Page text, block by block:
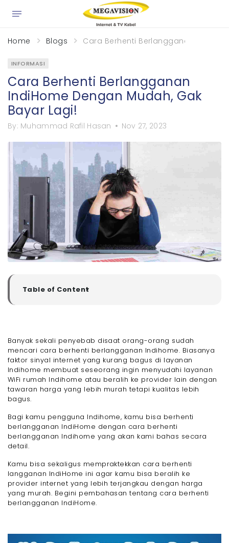
Home Blogs Cara Berhenti Berlangganan
INFORMASI
Cara Berhenti Berlangganan
IndiHome Dengan Mudah, Gak
Bayar Lagi!
By: Muhammad Rafil Hasan Nov 27, 2023
Table of Content
▼
Center 147
- Cara Berhenti Berlangganan IndiHome di Plasa
Telkom
- Cara Berhenti Berlangganan IndiHome Lewat
MyIndiHome
- Cara Berhenti Langganan IndiHome via
Online Lewat DM Twitter
- Gunakan Megavision Sebagai Opsi Pengganti
IndiHome
Banyak sekali penyebab disaat orang-orang sudah
mencari cara berhenti berlangganan Indihome. Biasanya
faktor sinyal internet yang kurang bagus di layanan
Indihome membuat seseorang ingin menyudahi layanan
WiFi rumah Indihome atau beralih ke provider lain dengan
tawaran harga yang lebih murah tetapi kualitas lebih
bagus.
Bagi kamu pengguna Indihome, kamu bisa berhenti
berlangganan IndiHome dengan cara berhenti
berlangganan Indihome yang akan kami bahas secara
detail.
Kamu bisa sekaligus mempraktekkan cara berhenti
langganan IndiHome ini agar kamu bisa beralih ke
provider internet yang lebih terjangkau dengan harga
yang murah. Begini pembahasan tentang cara berhenti
berlangganan IndiHome.